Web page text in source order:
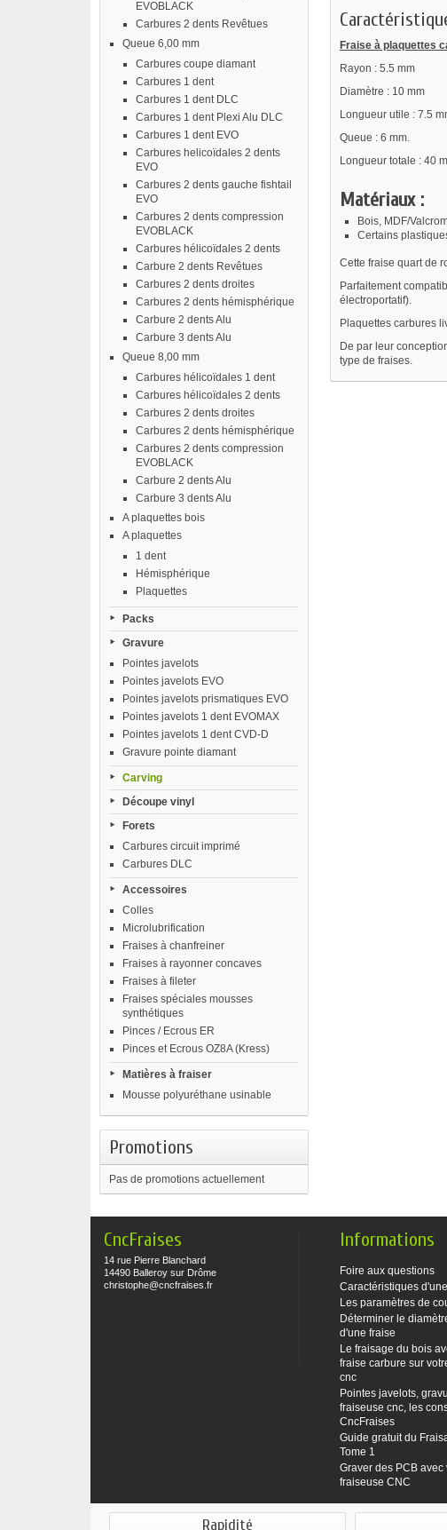
EVOBLACK
Carbures 2 dents Revêtues
Queue 6,00 mm
Carbures coupe diamant
Carbures 1 dent
Carbures 1 dent DLC
Carbures 1 dent Plexi Alu DLC
Carbures 1 dent EVO
Carbures helicoïdales 2 dents
EVO
Carbures 2 dents gauche fishtail
EVO
Carbures 2 dents compression
EVOBLACK
Carbures hélicoïdales 2 dents
Carbure 2 dents Revêtues
Carbures 2 dents droites
Carbures 2 dents hémisphérique
Carbure 2 dents Alu
Carbure 3 dents Alu
Queue 8,00 mm
Carbures hélicoïdales 1 dent
Carbures hélicoïdales 2 dents
Carbures 2 dents droites
Carbures 2 dents hémisphérique
Carbures 2 dents compression
EVOBLACK
Carbure 2 dents Alu
Carbure 3 dents Alu
A plaquettes bois
A plaquettes
1 dent
Hémisphérique
Plaquettes
Packs
Gravure
Pointes javelots
Pointes javelots EVO
Pointes javelots prismatiques EVO
Pointes javelots 1 dent EVOMAX
Pointes javelots 1 dent CVD-D
Gravure pointe diamant
Carving
Découpe vinyl
Forets
Carbures circuit imprimé
Carbures DLC
Accessoires
Colles
Microlubrification
Fraises à chanfreiner
Fraises à rayonner concaves
Fraises à fileter
Fraises spéciales mousses
synthétiques
Pinces / Ecrous ER
Pinces et Ecrous OZ8A (Kress)
Matières à fraiser
Mousse polyuréthane usinable
Promotions
Pas de promotions actuellement
Fraise à plaquettes
Rayon : 5.5 mm
Diamètre : 10 mm
Longueur utile : 7.5
Queue : 6 mm.
Longueur totale : 40
Matériaux :
Bois, MDF/
Certains
Cette fraise quart de
Parfaitement
électroportatif).
Plaquettes carbures
De par leur
type de fraises.
CncFraises
14 rue Pierre Blanchard
14490 Balleroy sur Drôme
christophe@cncfraises.fr
Informations
Foire aux questions
Caractéristiques
Les paramètres de
Déterminer le
d'une fraise
Le fraisage du bois
fraise carbure sur
cnc
Pointes javelots,
fraiseuse cnc, les
CncFraises
Guide gratuit du
Tome 1
Graver des PCB avec
fraiseuse CNC
Rapidité